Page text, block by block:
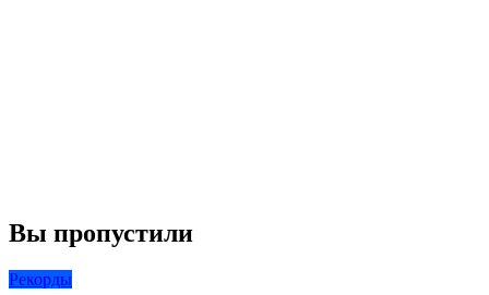
Вы пропустили
Рекорды